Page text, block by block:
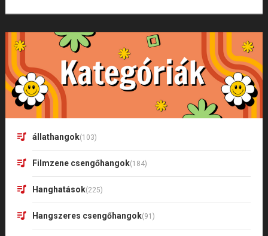
állathangok(103)
Filmzene csengőhangok(184)
Hanghatások(225)
Hangszeres csengőhangok(91)